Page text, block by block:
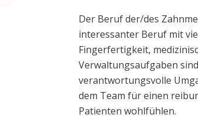
Der Beruf der/des
interessanter Beruf mit
Fingerfertigkeit,
Verwaltungsaufgaben
verantwortungsvolle
dem Team für einen
Patienten wohlfühlen.